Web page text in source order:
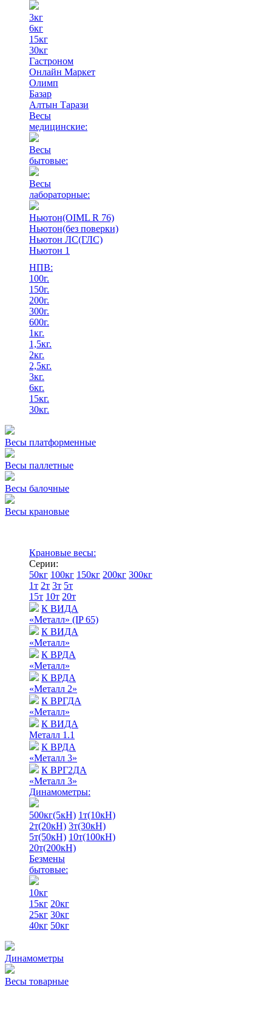
3кг
6кг
15кг
30кг
Гастроном
Онлайн Маркет
Олимп
Базар
Алтын Тарази
Весы
медицинские:
Весы
бытовые:
Весы
лабораторные:
Ньютон(OIML R 76)
Ньютон(без поверки)
Ньютон ЛС(ГЛС)
Ньютон 1
НПВ:
100г.
150г.
200г.
300г.
600г.
1кг.
1,5кг.
2кг.
2,5кг.
3кг.
6кг.
15кг.
30кг.
Весы платформенные
Весы паллетные
Весы балочные
Весы крановые
Крановые весы:
Серии:
50кг 100кг 150кг 200кг 300кг
1т 2т 3т 5т
15т 10т 20т
К ВИДА
«Металл» (IP 65)
К ВИДА
«Металл»
К ВРДА
«Металл»
К ВРДА
«Металл 2»
К ВРГДА
«Металл»
К ВИДА
Металл 1.1
К ВРДА
«Металл 3»
К ВРГ2ДА
«Металл 3»
Динамометры:
500кг(5кН) 1т(10кН)
2т(20кН) 3т(30кН)
5т(50кН) 10т(100кН)
20т(200кН)
Безмены
бытовые:
10кг
15кг 20кг
25кг 30кг
40кг 50кг
Динамометры
Весы товарные